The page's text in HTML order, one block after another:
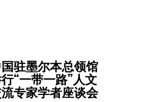
驻墨尔本总领馆
“一带一路”人文
专家学者座谈会